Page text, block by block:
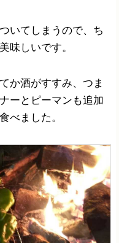
いてしまうので、ち
味しいです。
か酒がすすみ、つま
ーとピーマンも追加
べました。